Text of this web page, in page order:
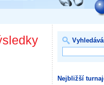
Nejbližší